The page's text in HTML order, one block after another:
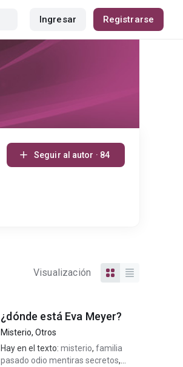
Ingresar Registrarse
Seguir al autor · 84
Visualización
¿dónde está Eva Meyer?
Misterio,Otros
Hay en el texto:misterio,familia
pasado odio mentiras secretos,